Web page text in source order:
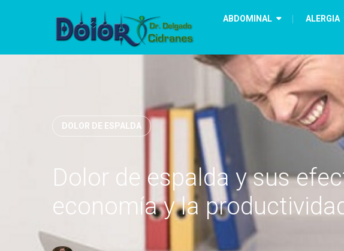
ABDOMINAL ALERGIA
DOLOR DE ESPALDA
Dolor de espalda y sus
economía y la